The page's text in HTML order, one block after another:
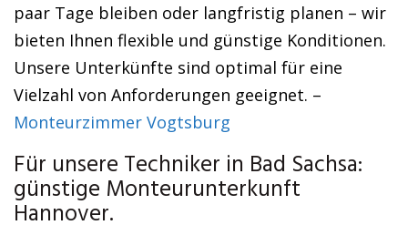
paar Tage bleiben oder langfristig planen – wir
bieten Ihnen flexible und günstige Konditionen.
Unsere Unterkünfte sind optimal für eine
Vielzahl von Anforderungen geeignet. –
Monteurzimmer Vogtsburg
Für unsere Techniker in Bad Sachsa:
günstige Monteurunterkunft
Hannover.